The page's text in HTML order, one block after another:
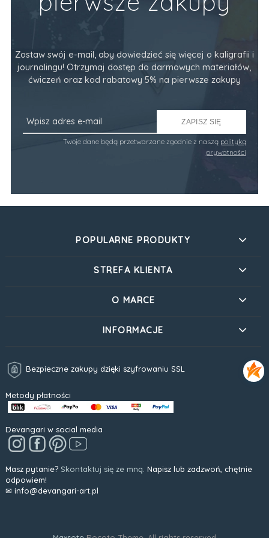
Zostaw swój e-mail, aby dowiedzieć się więcej o kaligrafii i
journalingu! Otrzymaj dostęp do darmowych materiałów,
ćwiczeń oraz kod rabatowy 5% na pierwsze zakupy
ZAPISZ SIĘ
Twoje dane będą przetwarzane zgodnie z naszą polityką
prywatności
POPULARNE PRODUKTY
STREFA KLIENTA
O MARCE
INFORMACJE
Bezpieczne zakupy dzięki szyfrowaniu SSL
Metody płatności
Devangari w social media
Masz pytanie? Skontaktuj się ze mną. Napisz lub zadzwoń, chętnie
odpowiem!
✉ info@devangari-art.pl